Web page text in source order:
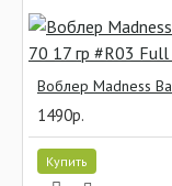
1490р.
Купить